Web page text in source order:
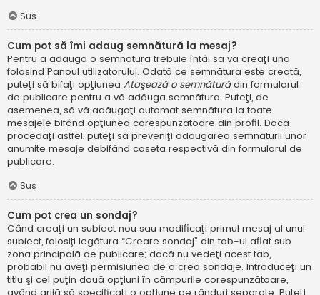
Sus
Cum pot să îmi adaug semnătură la mesaj?
Pentru a adăuga o semnătură trebuie întâi să vă creaţi una
folosind Panoul utilizatorului. Odată ce semnătura este creată,
puteţi să bifaţi opţiunea Ataşează o semnăturădin formularul
de publicare pentru a vă adăuga semnătura. Puteţi, de
asemenea, să vă adăugaţi automat semnătura la toate
mesajele bifând opţiunea corespunzătoare din profil. Dacă
procedaţi astfel, puteţi să preveniţi adăugarea semnăturii unor
anumite mesaje debifând caseta respectivă din formularul de
publicare.
Sus
Cum pot crea un sondaj?
Când creaţi un subiect nou sau modificaţi primul mesaj al unui
subiect, folosiți legătura “Creare sondaj” din tab-ul aflat sub
zona principală de publicare; dacă nu vedeţi acest tab,
probabil nu aveţi permisiunea de a crea sondaje. Introduceţi un
titlu şi cel puţin două opţiuni în câmpurile corespunzătoare,